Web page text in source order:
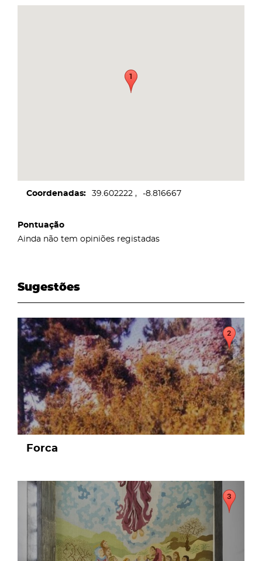
Coordenadas 39.602222 -8.816667
Pontuação
Ainda não tem opiniões registadas
Sugestões
page
Forca
page